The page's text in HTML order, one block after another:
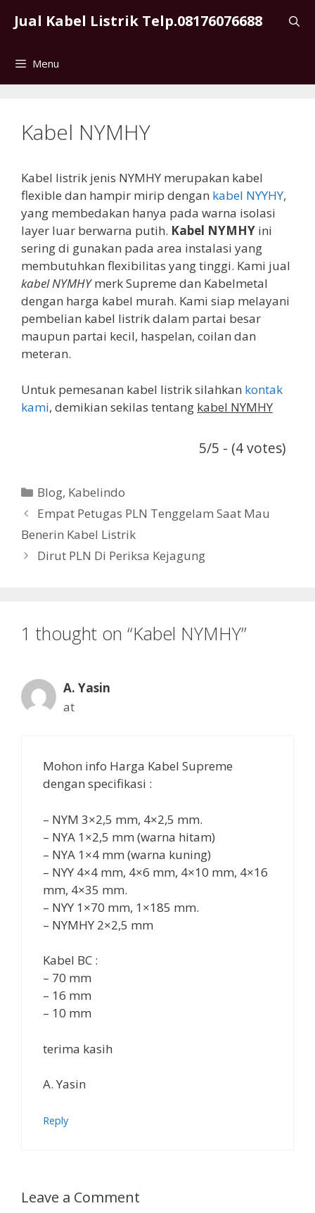
Jual Kabel Listrik Telp.08176076688
Menu
Kabel NYMHY
Kabel listrik jenis NYMHY merupakan kabel
flexible dan hampir mirip dengan kabel NYYHY,
yang membedakan hanya pada warna isolasi
layer luar berwarna putih. Kabel NYMHY ini
sering di gunakan pada area instalasi yang
membutuhkan flexibilitas yang tinggi. Kami jual
kabel NYMHYmerk Supreme dan Kabelmetal
dengan harga kabel murah. Kami siap melayani
pembelian kabel listrik dalam partai besar
maupun partai kecil, haspelan, coilan dan
meteran.
Untuk pemesanan kabel listrik silahkan kontak
kami, demikian sekilas tentang kabel NYMHY
5/5 - (4 votes)
Categories
Blog, Kabelindo
Empat Petugas PLN Tenggelam Saat Mau
Benerin Kabel Listrik
Dirut PLN Di Periksa Kejagung
1 thought on “Kabel NYMHY”
A. Yasin
at
Mohon info Harga Kabel Supreme
dengan specifikasi :
– NYM 3×2,5 mm, 4×2,5 mm.
– NYA 1×2,5 mm (warna hitam)
– NYA 1×4 mm (warna kuning)
– NYY 4×4 mm, 4×6 mm, 4×10 mm, 4×16
mm, 4×35 mm.
– NYY 1×70 mm, 1×185 mm.
– NYMHY 2×2,5 mm
Kabel BC :
– 70 mm
– 16 mm
– 10 mm
terima kasih
A. Yasin
Reply
Leave a Comment